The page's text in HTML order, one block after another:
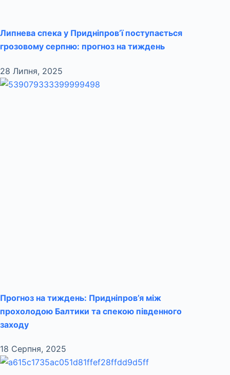
Липнева спека у Придніпров’ї поступається
грозовому серпню: прогноз на тиждень
28 Липня, 2025
Прогноз на тиждень: Придніпров’я між
прохолодою Балтики та спекою південного
заходу
18 Серпня, 2025